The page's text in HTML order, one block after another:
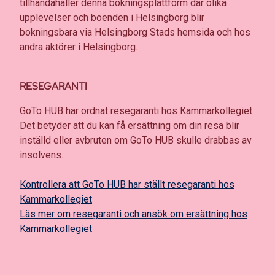
tillhandahåller denna bokningsplattform där olika
upplevelser och boenden i Helsingborg blir
bokningsbara via Helsingborg Stads hemsida och hos
andra aktörer i Helsingborg.
RESEGARANTI
GoTo HUB har ordnat resegaranti hos Kammarkollegiet
Det betyder att du kan få ersättning om din resa blir
inställd eller avbruten om GoTo HUB skulle drabbas av
insolvens.
Kontrollera att GoTo HUB har ställt resegaranti hos
Kammarkollegiet
Läs mer om resegaranti och ansök om ersättning hos
Kammarkollegiet